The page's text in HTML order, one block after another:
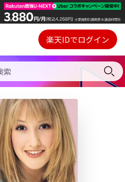
Webプレイヤー
ご契約内容の確認・変更
楽天IDでログイン